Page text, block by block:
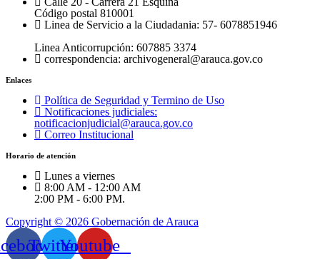
Código postal 810001
Linea de Servicio a la Ciudadania: 57- 6078851946
Linea Anticorrupción: 607885 3374
correspondencia: archivogeneral@arauca.gov.co
Enlaces
Política de Seguridad y Termino de Uso
Notificaciones judiciales:
notificacionjudicial@arauca.gov.co
Correo Institucional
Horario de atención
Lunes a viernes
8:00 AM - 12:00 AM
2:00 PM - 6:00 PM.
Copyright © 2026 Gobernación de Arauca
TwitterYoutube